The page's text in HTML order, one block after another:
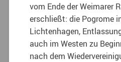
vom Ende der Weimarer
erschließt: die Pogrome
Lichtenhagen,
auch im Westen zu
nach dem